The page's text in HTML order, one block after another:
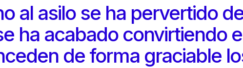
al asilo se ha pervertido
ha acabado convirtiendo
de forma graciable